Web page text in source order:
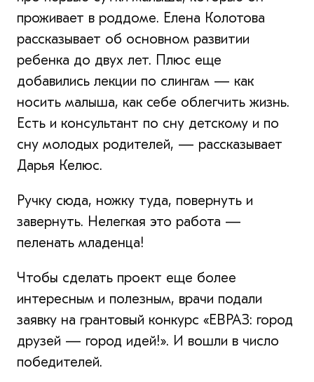
проживает в роддоме. Елена Колотова
рассказывает об основном развитии
ребенка до двух лет. Плюс еще
добавились лекции по слингам — как
носить малыша, как себе облегчить жизнь.
Есть и консультант по сну детскому и по
сну молодых родителей, — рассказывает
Дарья Келюс.
Ручку сюда, ножку туда, повернуть и
завернуть. Нелегкая это работа —
пеленать младенца!
Чтобы сделать проект еще более
интересным и полезным, врачи подали
заявку на грантовый конкурс «ЕВРАЗ: город
друзей — город идей!». И вошли в число
победителей.